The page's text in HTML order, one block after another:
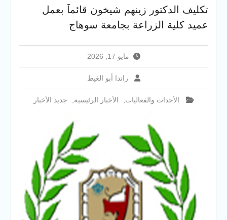
والخدمية بجامعة سوهاج
الجديدة
جامعة سوهاج تفتح أبوابها
الإلكتروني للقبول بالجامعات
2026
تكليف الدكتور زينهم شيخون قائماََ بعمل
عميد كلية الزراعة بجامعة سوهاج
مايو 17, 2026
راندا أبو الغيط
الأحداث والفعاليات الأخبار الرئيسية جديد الأخبار